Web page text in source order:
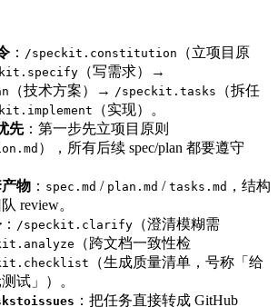
： /speckit.constitution
（立项目原
（写需求）→
（技术方案）→ /speckit.tasks
（拆任
（实现）。
先：第一步先立项目原则
），所有后续 spec/plan 都要遵守
物 ： spec.md / plan.md / tasks.md ，结构
review。
： /speckit.clarify （澄清模糊需
（跨文档一致性检
（生成质量清单，号称「给
试」）。
：把任务直接转成 GitHub